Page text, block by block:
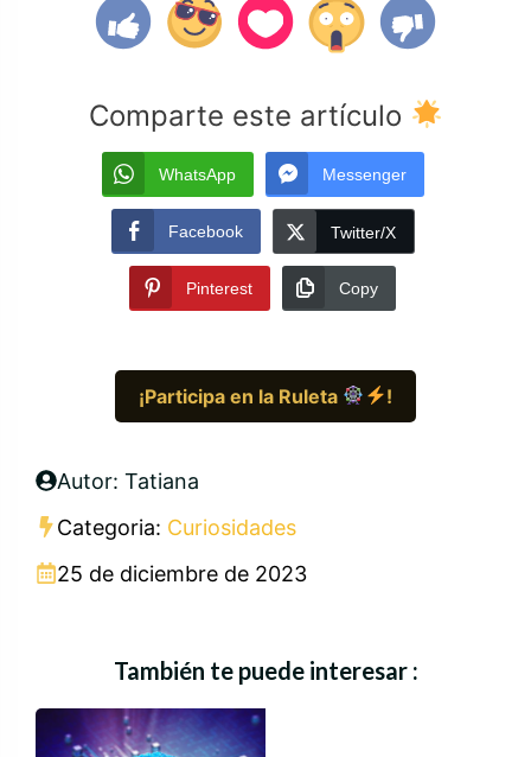
Comparte este artículo
WhatsApp Messenger
Facebook Twitter/X
Pinterest Copy
¡Participa en la Ruleta !
Autor: Tatiana
Categoria: Curiosidades
25 de diciembre de 2023
También te puede interesar :